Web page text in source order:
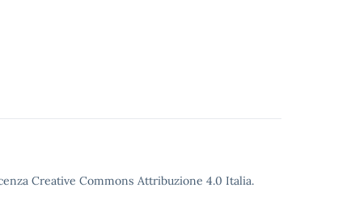
Creative Commons Attribuzione 4.0 Italia.